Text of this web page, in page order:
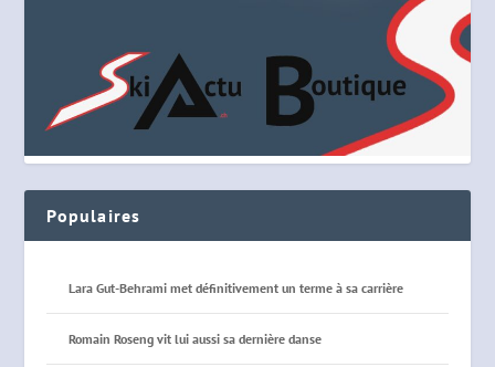
Populaires
Lara Gut-Behrami met définitivement un terme à sa carrière
Romain Roseng vit lui aussi sa dernière danse